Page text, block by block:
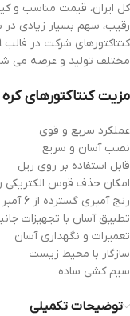
کل ایران، قیمت مناسب و
رقیب، سهم بسیار زیادی در
مختلف تولید و عرضه می
مزیت کنتاکتورهای
عملکرد سریع و قوی
نصب آسان و سریع
قابل استفاده بر روی ریل
امکان حذف قوس الکتریکی
رنج آمپری گسترده از 6 آمپر الی 800 آمپر
تطبیق آسان با تجهیزات
تعمیرات و نگهداری آسان
سازگار با محیط زیست
سیم کشی ساده
توضیحات تکمیلی